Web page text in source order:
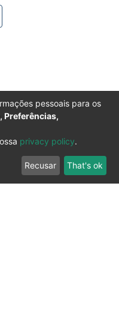
pessoais para os
Preferências,
privacy policy.
Recusar That's ok